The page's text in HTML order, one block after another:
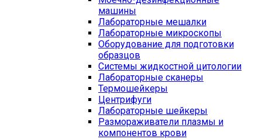
машины
Лабораторные мешалки
Лабораторные микроскопы
Оборудование для подготовки
образцов
Системы жидкостной цитологии
Лабораторные сканеры
Термошейкеры
Центрифуги
Лабораторные шейкеры
Размораживатели плазмы и
компонентов крови